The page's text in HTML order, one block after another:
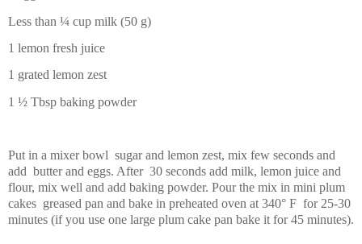
Less than ¼ cup milk (50 g)
1 lemon fresh juice
1 grated lemon zest
1 ½ Tbsp baking powder
Put in a mixer bowl sugar and lemon zest, mix few seconds and
add butter and eggs. After 30 seconds add milk, lemon juice and
flour, mix well and add baking powder. Pour the mix in mini plum
cakes greased pan and bake in preheated oven at 340° F for 25-30
minutes (if you use one large plum cake pan bake it for 45 minutes).